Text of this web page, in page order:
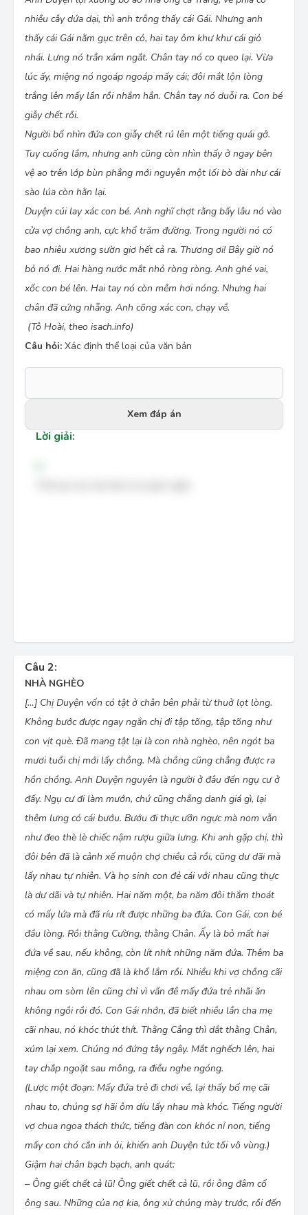
nhiều cây dứa dại, thì anh trông thấy cái Gái. Nhưng anh
thấy cái Gái nằm gục trên cỏ, hai tay ôm khư khư cái giỏ
nhái. Lưng nó trần xám ngắt. Chân tay nó co queo lại. Vừa
lúc ấy, miệng nó ngoáp ngoáp mấy cái; đôi mắt lộn lòng
trắng lên mấy lần rồi nhắm hẳn. Chân tay nó duỗi ra. Con bé
giẫy chết rồi.
Người bố nhìn đứa con giẫy chết rú lên một tiếng quái gở.
Tuy cuống lắm, nhưng anh cũng còn nhìn thấy ở ngay bên
vệ ao trên lớp bùn phẳng mới nguyên một lối bò dài như cái
sào lúa còn hằn lại.
Duyện cúi lay xác con bé. Anh nghĩ chợt rằng bấy lâu nó vào
cửa vợ chồng anh, cực khổ trăm đường. Trong người nó có
bao nhiêu xương sườn giơ hết cả ra. Thương ơi! Bây giờ nó
bỏ nó đi. Hai hàng nước mắt nhỏ ròng ròng. Anh ghé vai,
xốc con bé lên. Hai tay nó còn mềm hơi nóng. Nhưng hai
chân đã cứng nhẵng. Anh cõng xác con, chạy về.
(Tô Hoài, theo isach.info)
Câu hỏi: Xác định thể loại của văn bản
Xem đáp án
Lời giải:
Câu 2:
NHÀ NGHÈO
[…] Chị Duyện vốn có tật ở chân bên phải từ thuở lọt lòng.
Không bước được ngay ngắn chị đi tập tõng, tập tõng như
con vịt què. Ðã mang tật lại là con nhà nghèo, nên ngót ba
mươi tuổi chị mới lấy chồng. Mà chồng cũng chẳng được ra
hồn chồng. Anh Duyện nguyên là người ở đâu đến ngụ cư ở
đấy. Ngụ cư đi làm mướn, chứ cũng chẳng danh giá gì, lại
thêm lưng có cái bướu. Bướu đi thực ưỡn ngực mà nom vẫn
như đeo thè lè chiếc nậm rượu giữa lưng. Khi anh gặp chị, thì
đôi bên đã là cảnh xế muộn chợ chiều cả rồi, cũng dư dãi mà
lấy nhau tự nhiên. Và họ sinh con đẻ cái với nhau cũng thực
là dư dãi và tự nhiên. Hai năm một, ba năm đôi thắm thoát
có mấy lứa mà đã ríu rít được những ba đứa. Con Gái, con bé
đầu lòng. Rồi thằng Cường, thằng Chân. Ấy là bỏ mất hai
đứa về sau, nếu không, còn lít nhít những năm đứa. Thêm ba
miệng con ăn, cũng đã là khổ lắm rồi. Nhiều khi vợ chồng cãi
nhau om sòm lên cũng chỉ vì vấn đề mấy đứa trẻ nhãi ăn
không ngồi rồi đó. Con Gái nhớn, đã biết nhiều lần cha mẹ
cãi nhau, nó khóc thút thít. Thằng Cẳng thì dắt thằng Chân,
xúm lại xem. Chúng nó đứng tây ngây. Mắt nghếch lên, hai
tay chắp ngoặt sau mông, ra điều nghe ngóng.
(Lược một đoạn: Mấy đứa trẻ đi chơi về, lại thấy bố mẹ cãi
nhau to, chúng sợ hãi ôm díu lấy nhau mà khóc. Tiếng người
vợ chua ngoa thách thức, tiếng đàn con khóc nỉ non, tiếng
mấy con chó cắn inh ỏi, khiến anh Duyện tức tối vô vùng.)
Giậm hai chân bạch bạch, anh quát:
– Ông giết chết cả lũ! Ông giết chết cả lũ, rồi ông đâm cổ
ông sau. Những của nợ kia, ông xử chúng mày trước, rồi đến